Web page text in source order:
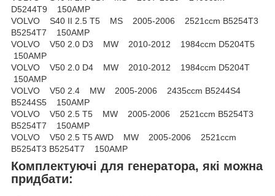
D5244T9 150AMP
VOLVO S40 II 2.5 T5 MS 2005-2006 2521ccm B5254T3
B5254T7 150AMP
VOLVO V50 2.0 D3 MW 2010-2012 1984ccm D5204T5
150AMP
VOLVO V50 2.0 D4 MW 2010-2012 1984ccm D5204T
150AMP
VOLVO V50 2.4 MW 2005-2006 2435ccm B5244S4
B5244S5 150AMP
VOLVO V50 2.5 T5 MW 2005-2006 2521ccm B5254T3
B5254T7 150AMP
VOLVO V50 2.5 T5 AWD MW 2005-2006 2521ccm
B5254T3 B5254T7 150AMP
Комплектуючі для генератора, які можна
придбати: